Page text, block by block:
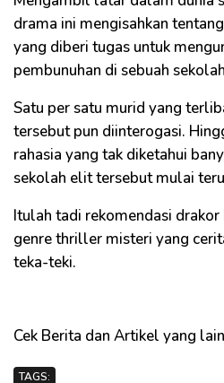
drama ini mengisahkan
yang diberi tugas untuk
pembunuhan di sebuah
Satu per satu murid yang
tersebut pun diinterogasi.
rahasia yang tak diketahui
sekolah elit tersebut mulai
Itulah tadi rekomendasi
genre thriller misteri yang
teka-teki.
Cek Berita dan Artikel yang
TAGS: